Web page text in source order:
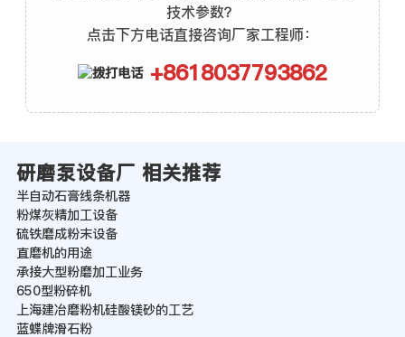
技术参数？
点击下方电话直接咨询厂家工程师：
+8618037793862
研磨泵设备厂 相关推荐
半自动石膏线条机器
粉煤灰精加工设备
硫铁磨成粉末设备
直磨机的用途
承接大型粉磨加工业务
650型粉碎机
上海建冶磨粉机硅酸镁砂的工艺
蓝蝶牌滑石粉